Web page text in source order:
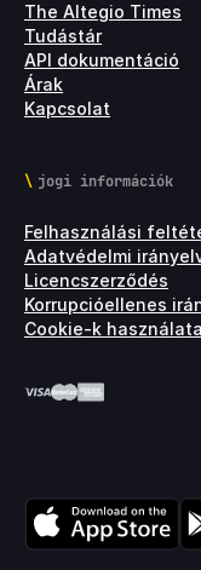
The Altegio Times
Tudástár
API dokumentáció
Árak
Kapcsolat
jogi információk
Felhasználási
Adatvédelmi
Licencszerződés
Korrupcióellenes
Cookie-k használata